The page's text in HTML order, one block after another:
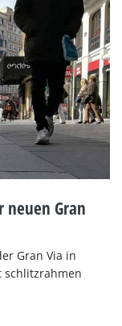
neuen Gran
Gran Via in
schlitzrahmen